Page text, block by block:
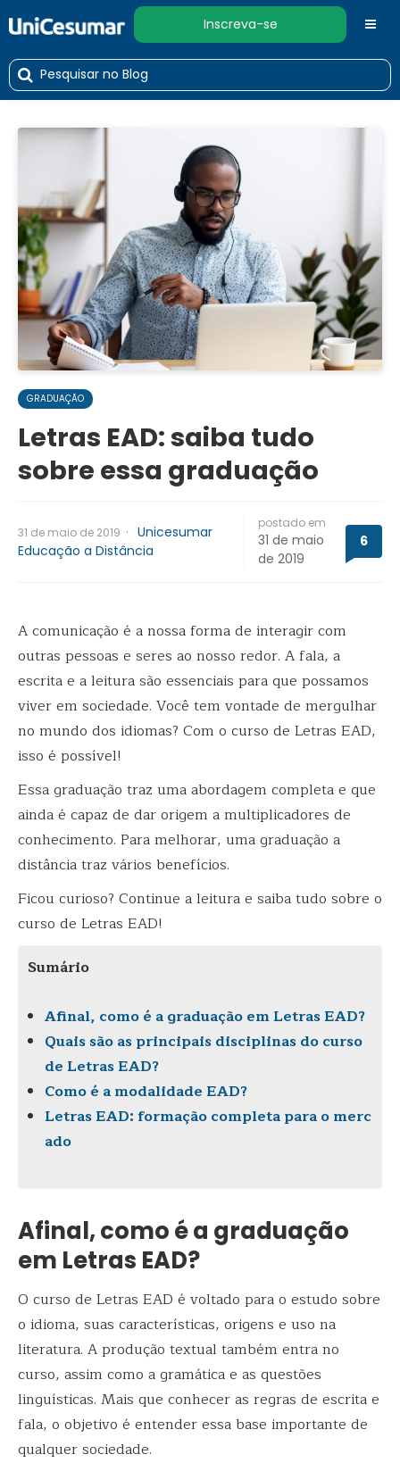
Inscreva-se
GRADUAÇÃO
Letras EAD: saiba tudo
sobre essa graduação
31 de maio de 2019 · Unicesumar
Educação a Distância
postado em
31 de maio
de 2019
6
A comunicação é a nossa forma de interagir com
outras pessoas e seres ao nosso redor. A fala, a
escrita e a leitura são essenciais para que possamos
viver em sociedade. Você tem vontade de mergulhar
no mundo dos idiomas? Com o curso de Letras EAD,
isso é possível!
Essa graduação traz uma abordagem completa e que
ainda é capaz de dar origem a multiplicadores de
conhecimento. Para melhorar, uma graduação a
distância traz vários benefícios.
Ficou curioso? Continue a leitura e saiba tudo sobre o
curso de Letras EAD!
Sumário
Afinal, como é a graduação em Letras EAD?
Quais são as principais disciplinas do curso
de Letras EAD?
Como é a modalidade EAD?
Letras EAD: formação completa para o merc
ado
Afinal, como é a graduação
em Letras EAD?
O curso de Letras EAD é voltado para o estudo sobre
o idioma, suas características, origens e uso na
literatura. A produção textual também entra no
curso, assim como a gramática e as questões
linguísticas. Mais que conhecer as regras de escrita e
fala, o objetivo é entender essa base importante de
qualquer sociedade.